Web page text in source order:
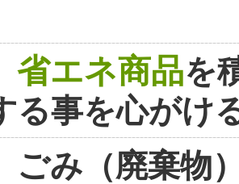
省エネ商品を
る事を心がけ
ごみ（廃棄物